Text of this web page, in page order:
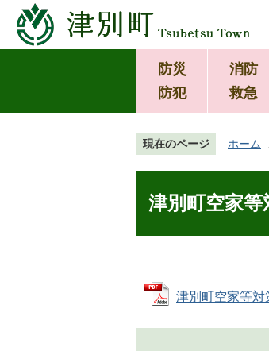
防災
防犯
消防
救急
現在のページ ホーム
津別町空家等
津別町空家等対